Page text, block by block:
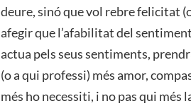
deure, sinó que vol rebre felicitat
afegir que l’afabilitat del
actua pels seus sentiments,
(o a qui professi) més amor,
més ho necessiti, i no pas qui més